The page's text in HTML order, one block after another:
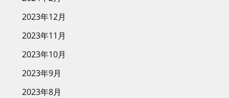
2023年12月
2023年11月
2023年10月
2023年9月
2023年8月